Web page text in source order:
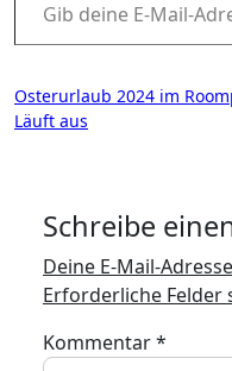
Osterurlaub 2024 im
Läuft aus
Schreibe
Deine E-Mail-
Erforderliche Felder
Kommentar*